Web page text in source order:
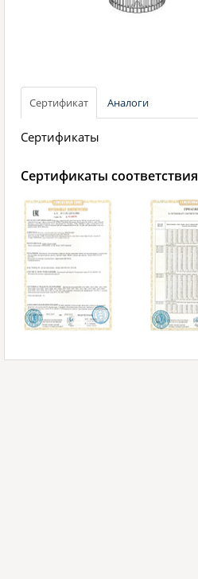
Сертификат Аналоги
Сертификаты
Сертификаты соответствия